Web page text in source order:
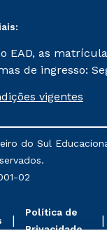
EAD, as
de ingresso:
a taxa de
aos
para a Docência
Questões Atuais.
vigentes
do Sul
02
Política de